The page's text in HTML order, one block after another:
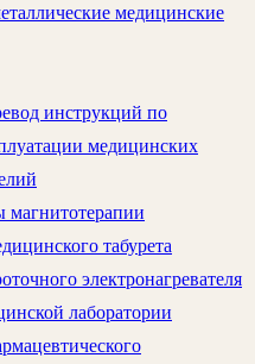
медицинские
инструкций по
медицинских
магнитотерапии
табурета
электронагревателя
лаборатории